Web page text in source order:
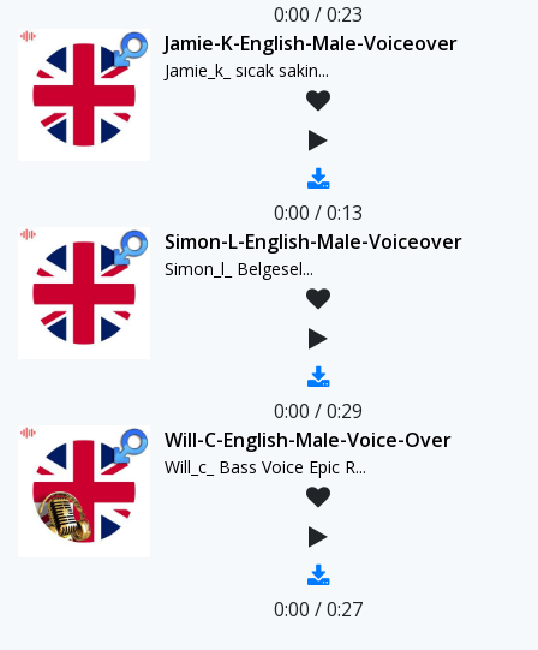
0:00 /0:23
Jamie-K-English-Male-Voiceover
Jamie_k_ sıcak sakin...
0:00 /0:13
Simon-L-English-Male-Voiceover
Simon_l_ Belgesel...
0:00 /0:29
Will-C-English-Male-Voice-Over
Will_c_ Bass Voice Epic R...
0:00 /0:27